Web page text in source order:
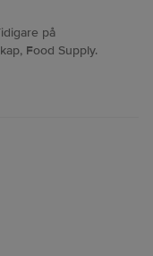
på
Food Supply.